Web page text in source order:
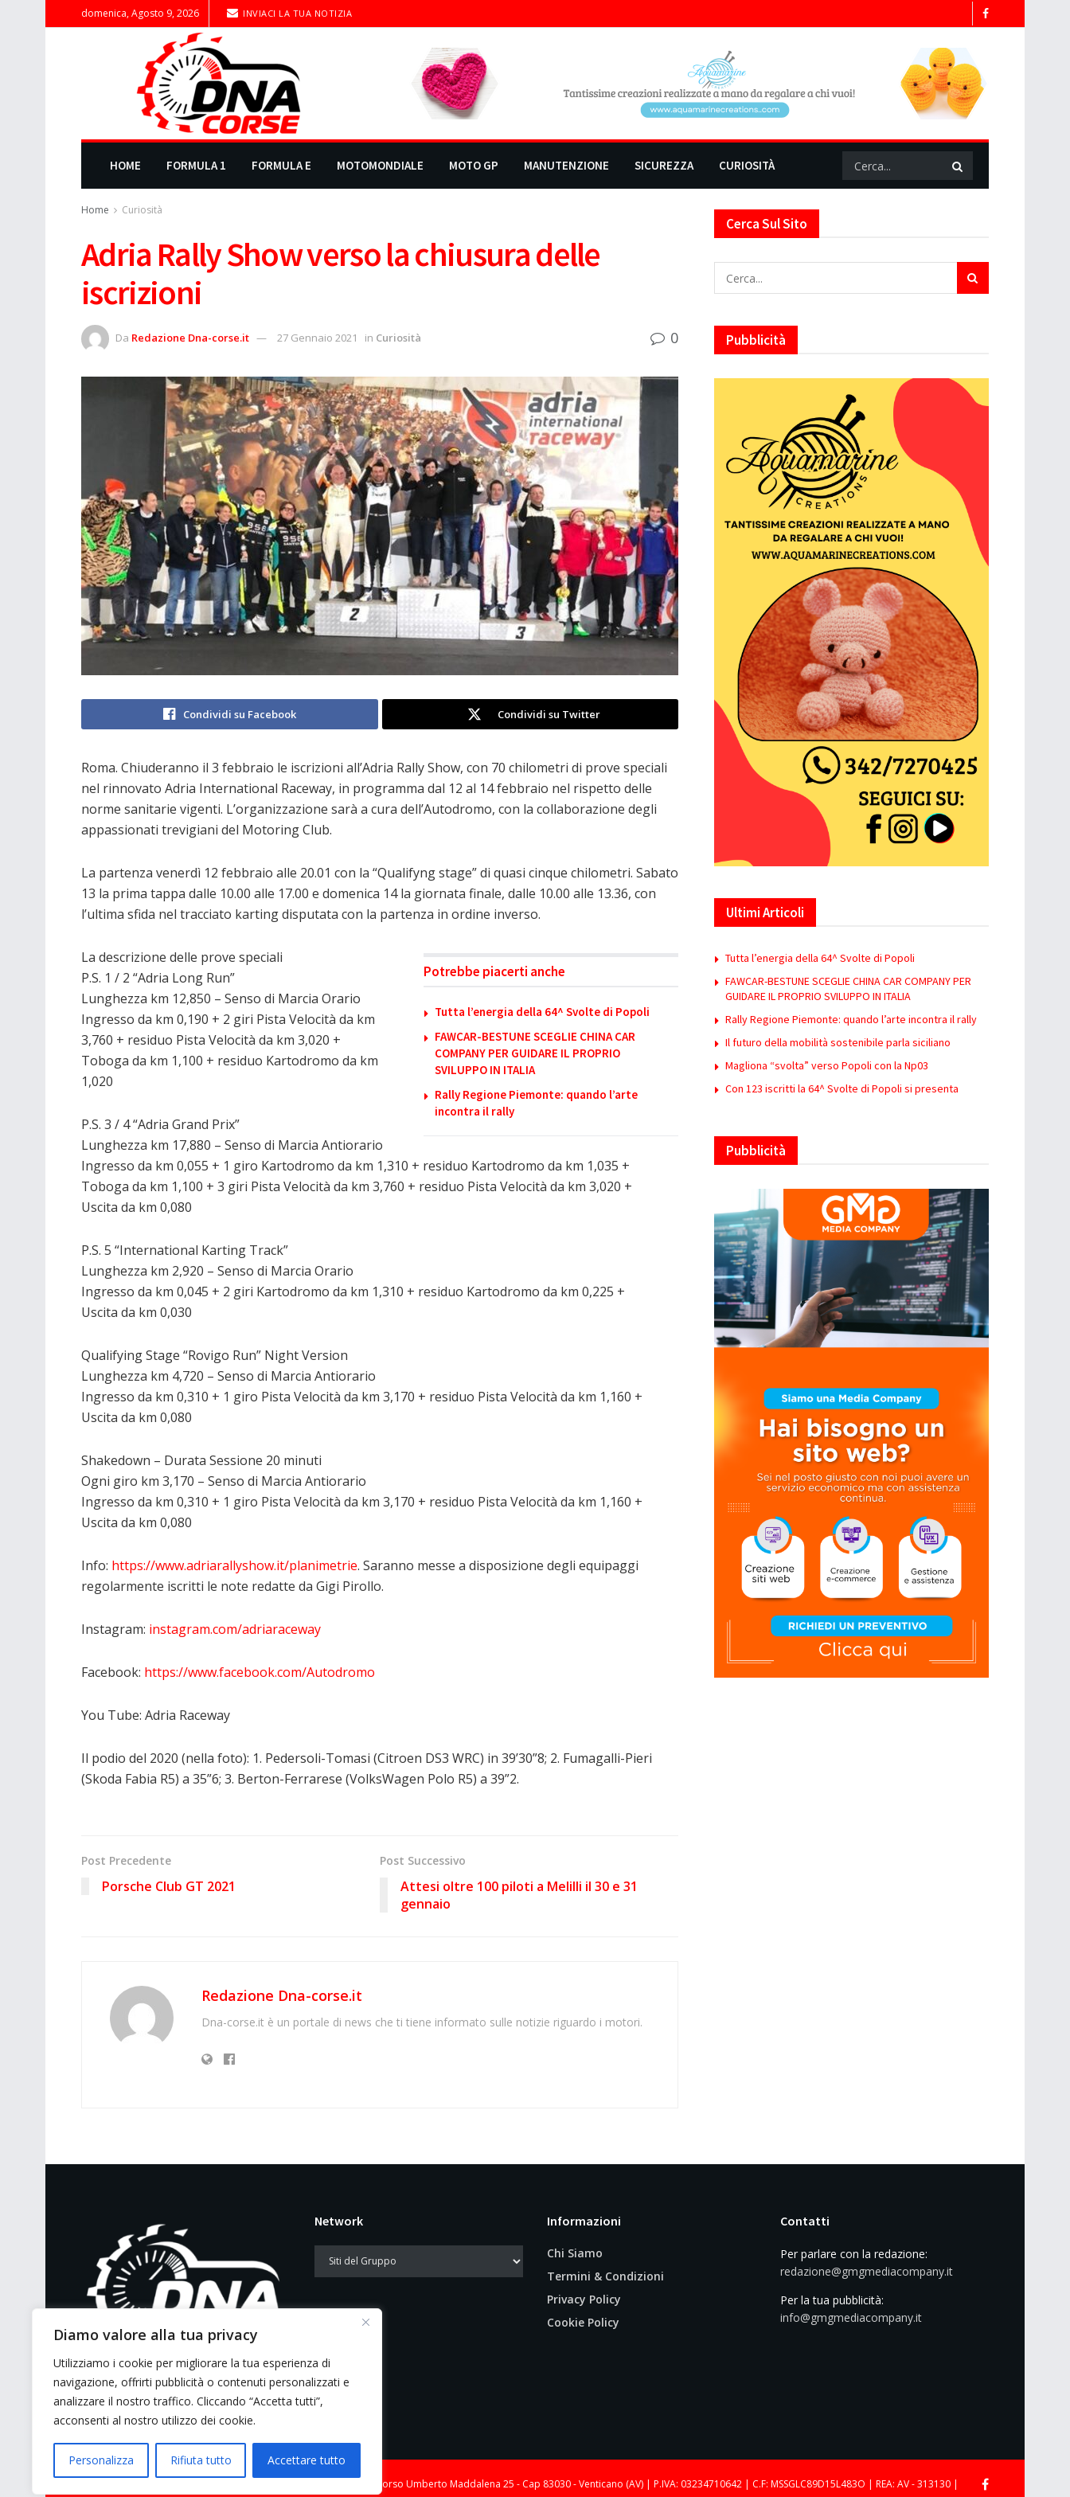
Diamo valore alla tua privacy
Utilizziamo i cookie per migliorare la tua esperienza di
navigazione, offrirti pubblicità o contenuti personalizzati e
analizzare il nostro traffico. Cliccando “Accetta tutti”,
acconsenti al nostro utilizzo dei cookie.
Personalizza Rifiuta tutto Accettare tutto
domenica, Agosto 9, 2026 INVIACI LA TUA NOTIZIA
HOME FORMULA 1 FORMULA E MOTOMONDIALE MOTO GP MANUTENZIONE SICUREZZA CURIOSITÀ
Home Curiosità
Adria Rally Show verso la chiusura delle
iscrizioni
Da Redazione Dna-corse.it 27 Gennaio 2021 in Curiosità 0
Condividi su Facebook Condividi su Twitter
Roma. Chiuderanno il 3 febbraio le iscrizioni all’Adria Rally Show, con 70 chilometri di prove speciali
nel rinnovato Adria International Raceway, in programma dal 12 al 14 febbraio nel rispetto delle
norme sanitarie vigenti. L’organizzazione sarà a cura dell’Autodromo, con la collaborazione degli
appassionati trevigiani del Motoring Club.
La partenza venerdì 12 febbraio alle 20.01 con la “Qualifyng stage” di quasi cinque chilometri. Sabato
13 la prima tappa dalle 10.00 alle 17.00 e domenica 14 la giornata finale, dalle 10.00 alle 13.36, con
l’ultima sfida nel tracciato karting disputata con la partenza in ordine inverso.
Potrebbe piacerti anche
Tutta l’energia della 64^ Svolte di Popoli
FAWCAR-BESTUNE SCEGLIE CHINA CAR
COMPANY PER GUIDARE IL PROPRIO
SVILUPPO IN ITALIA
Rally Regione Piemonte: quando l’arte
incontra il rally
La descrizione delle prove speciali
P.S. 1 / 2 “Adria Long Run”
Lunghezza km 12,850 – Senso di Marcia Orario
Ingresso da km 0,190 + 2 giri Pista Velocità da km
3,760 + residuo Pista Velocità da km 3,020 +
Toboga da km 1,100 + residuo Kartodromo da km
1,020
P.S. 3 / 4 “Adria Grand Prix”
Lunghezza km 17,880 – Senso di Marcia Antiorario
Ingresso da km 0,055 + 1 giro Kartodromo da km 1,310 + residuo Kartodromo da km 1,035 +
Toboga da km 1,100 + 3 giri Pista Velocità da km 3,760 + residuo Pista Velocità da km 3,020 +
Uscita da km 0,080
P.S. 5 “International Karting Track”
Lunghezza km 2,920 – Senso di Marcia Orario
Ingresso da km 0,045 + 2 giri Kartodromo da km 1,310 + residuo Kartodromo da km 0,225 +
Uscita da km 0,030
Qualifying Stage “Rovigo Run” Night Version
Lunghezza km 4,720 – Senso di Marcia Antiorario
Ingresso da km 0,310 + 1 giro Pista Velocità da km 3,170 + residuo Pista Velocità da km 1,160 +
Uscita da km 0,080
Shakedown – Durata Sessione 20 minuti
Ogni giro km 3,170 – Senso di Marcia Antiorario
Ingresso da km 0,310 + 1 giro Pista Velocità da km 3,170 + residuo Pista Velocità da km 1,160 +
Uscita da km 0,080
Info: https://www.adriarallyshow.it/planimetrie. Saranno messe a disposizione degli equipaggi
regolarmente iscritti le note redatte da Gigi Pirollo.
Instagram: instagram.com/adriaraceway
Facebook: https://www.facebook.com/Autodromo
You Tube: Adria Raceway
Il podio del 2020 (nella foto): 1. Pedersoli-Tomasi (Citroen DS3 WRC) in 39’30”8; 2. Fumagalli-Pieri
(Skoda Fabia R5) a 35”6; 3. Berton-Ferrarese (VolksWagen Polo R5) a 39”2.
Post Precedente
Porsche Club GT 2021
Post Successivo
Attesi oltre 100 piloti a Melilli il 30 e 31
gennaio
Redazione Dna-corse.it
Dna-corse.it è un portale di news che ti tiene informato sulle notizie riguardo i motori.
Cerca Sul Sito
Pubblicità
Ultimi Articoli
Tutta l’energia della 64^ Svolte di Popoli
FAWCAR-BESTUNE SCEGLIE CHINA CAR COMPANY PER
GUIDARE IL PROPRIO SVILUPPO IN ITALIA
Rally Regione Piemonte: quando l’arte incontra il rally
Il futuro della mobilità sostenibile parla siciliano
Magliona “svolta” verso Popoli con la Np03
Con 123 iscritti la 64^ Svolte di Popoli si presenta
Pubblicità
E’ un portale di news ai sensi del D.L.
7/5/2001 n. 62
Network Informazioni
Chi Siamo
Termini & Condizioni
Privacy Policy
Cookie Policy
Contatti
Per parlare con la redazione:
redazione@gmgmediacompany.it
Per la tua pubblicità:
info@gmgmediacompany.it
© 2026 GMG Media Company Di Mossutti Gianluca | Sede legale: Corso Umberto Maddalena 25 - Cap 83030 - Venticano (AV) | P.IVA: 03234710642 | C.F: MSSGLC89D15L483O | REA: AV - 313130 |